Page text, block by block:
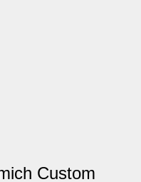
Custom